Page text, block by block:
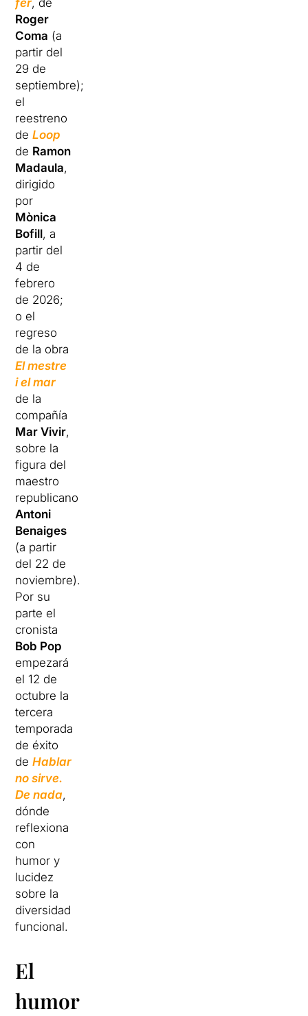
fer, de
Roger
Coma (a
partir del
29 de
septiembre);
el
reestreno
deLoop
de Ramon
Madaula,
dirigido
por
Mònica
Bofill, a
partir del
4 de
febrero
de 2026;
o el
regreso
de la obra
El mestre
i el mar
de la
compañía
Mar Vivir,
sobre la
figura del
maestro
republicano
Antoni
Benaiges
(a partir
del 22 de
noviembre).
Por su
parte el
cronista
Bob Pop
empezará
el 12 de
octubre la
tercera
temporada
de éxito
deHablar
no sirve.
De nada,
dónde
reflexiona
con
humor y
lucidez
sobre la
diversidad
funcional.
El
humor